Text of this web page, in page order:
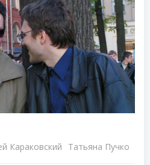
Караковский Татьяна Пучко